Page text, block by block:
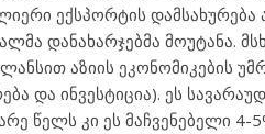
ექსპორტის დამსახურება
დანახარჯებმა მოუტანა.
აზიის ეკონომიკების
და ინვესტიცია). ეს
წელს კი ეს მაჩვენებელი